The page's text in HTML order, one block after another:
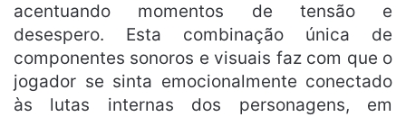
acentuando momentos de tensão e
desespero. Esta combinação única de
componentes sonoros e visuais faz com que o
jogador se sinta emocionalmente conectado
às lutas internas dos personagens, em